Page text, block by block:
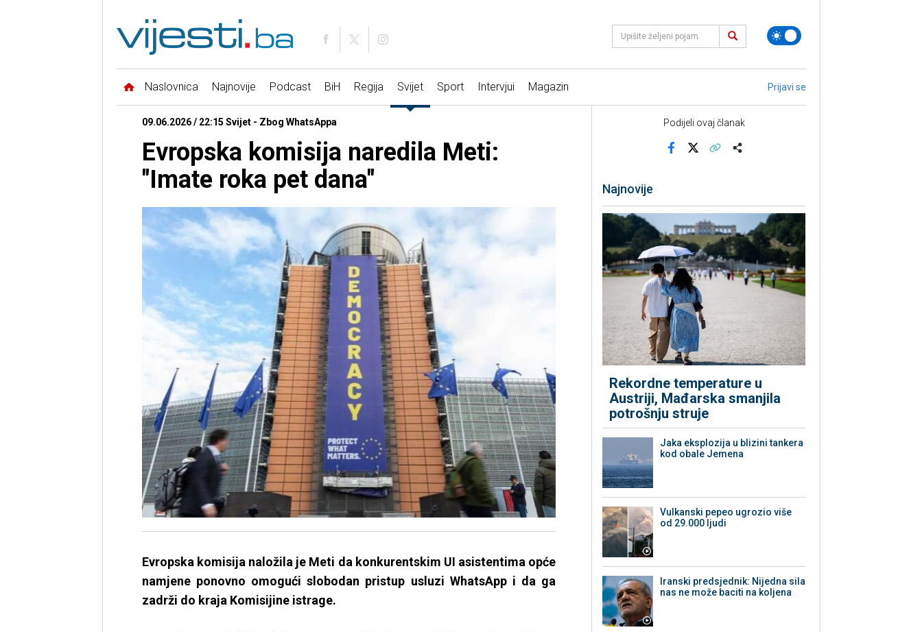
Naslovnica Najnovije Podcast BiH Regija Svijet Sport Intervjui Magazin Prijavi se
09.06.2026 / 22:15 Svijet - Zbog WhatsAppa
Evropska komisija naredila Meti:
"Imate roka pet dana"
Evropska komisija naložila je Meti da konkurentskim UI asistentima opće
namjene ponovno omogući slobodan pristup usluzi WhatsApp i da ga
zadrži do kraja Komisijine istrage.
Podijeli ovaj članak
Najnovije
Rekordne temperature u
Austriji, Mađarska smanjila
potrošnju struje
Jaka eksplozija u blizini tankera
kod obale Jemena
Vulkanski pepeo ugrozio više
od 29.000 ljudi
Iranski predsjednik: Nijedna sila
nas ne može baciti na koljena